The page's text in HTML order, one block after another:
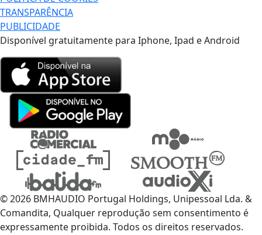
TRANSPARÊNCIA
PUBLICIDADE
Disponível gratuitamente para Iphone, Ipad e Android
© 2026 BMHAUDIO Portugal Holdings, Unipessoal Lda. &
Comandita, Qualquer reprodução sem consentimento é
expressamente proibida. Todos os direitos reservados.